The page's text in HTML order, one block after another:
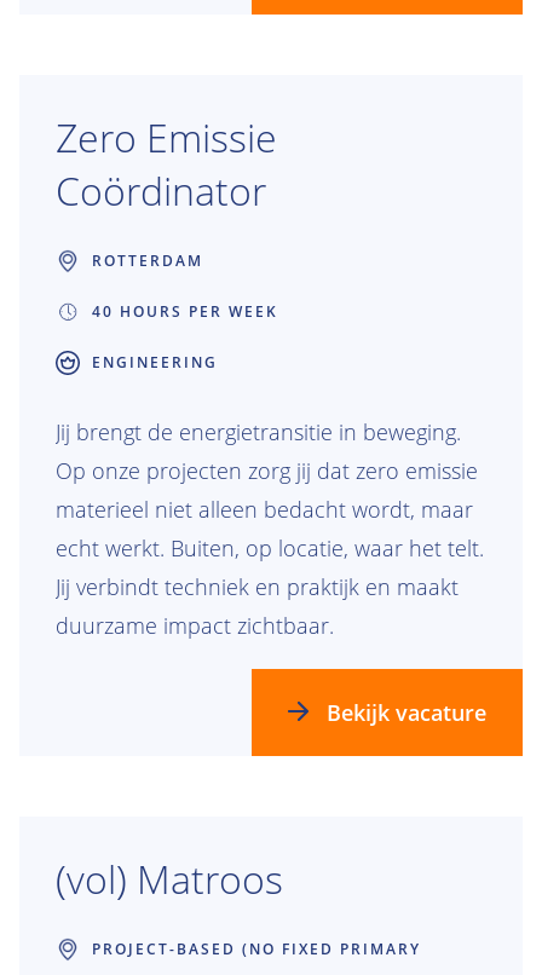
onderhoudsoplossingen te ontwikkelen en
bent de verbindende schakel tussen
uitvoering.
Zero Emissie
Coördinator
ROTTERDAM
40 HOURS PER WEEK
ENGINEERING
Jij brengt de energietransitie in beweging.
Op onze projecten zorg jij dat zero emissie
materieel niet alleen bedacht wordt, maar
echt werkt. Buiten, op locatie, waar het telt.
Jij verbindt techniek en praktijk en maakt
duurzame impact zichtbaar.
Bekijk vacature
(vol) Matroos
PROJECT-BASED (NO FIXED PRIMARY